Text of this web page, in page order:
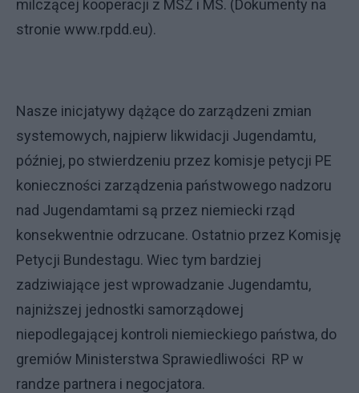
milczącej kooperacji z MSZ i MS. (Dokumenty na
stronie www.rpdd.eu).
Nasze inicjatywy dążące do zarządzeni zmian
systemowych, najpierw likwidacji Jugendamtu,
później, po stwierdzeniu przez komisje petycji PE
konieczności zarządzenia państwowego nadzoru
nad Jugendamtami są przez niemiecki rząd
konsekwentnie odrzucane. Ostatnio przez Komisję
Petycji Bundestagu. Wiec tym bardziej
zadziwiające jest wprowadzanie Jugendamtu,
najniższej jednostki samorządowej
niepodlegającej kontroli niemieckiego państwa, do
gremiów Ministerstwa Sprawiedliwości RP w
randze partnera i negocjatora.